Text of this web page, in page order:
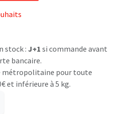
stock : J+1 si commande avant
bancaire.
métropolitaine pour toute
et inférieure à 5 kg.